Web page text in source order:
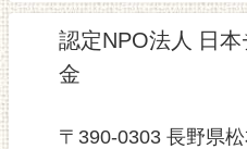
認定NPO法人 日
金
〒390-0303 長野県